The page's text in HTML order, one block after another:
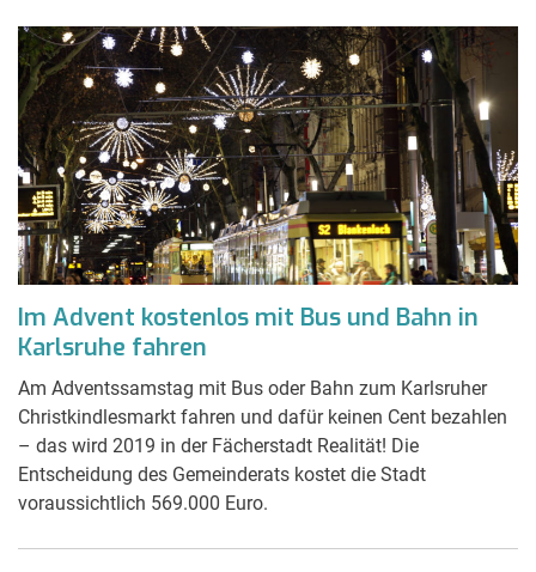
Im Advent kostenlos mit Bus und Bahn in
Karlsruhe fahren
Am Adventssamstag mit Bus oder Bahn zum Karlsruher
Christkindlesmarkt fahren und dafür keinen Cent bezahlen
– das wird 2019 in der Fächerstadt Realität! Die
Entscheidung des Gemeinderats kostet die Stadt
voraussichtlich 569.000 Euro.